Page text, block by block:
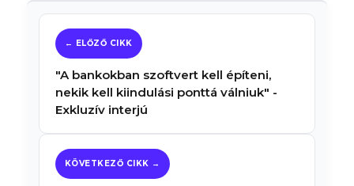
"A bankokban szoftvert kell építeni,
nekik kell kiindulási ponttá válniuk" -
Exkluzív interjú